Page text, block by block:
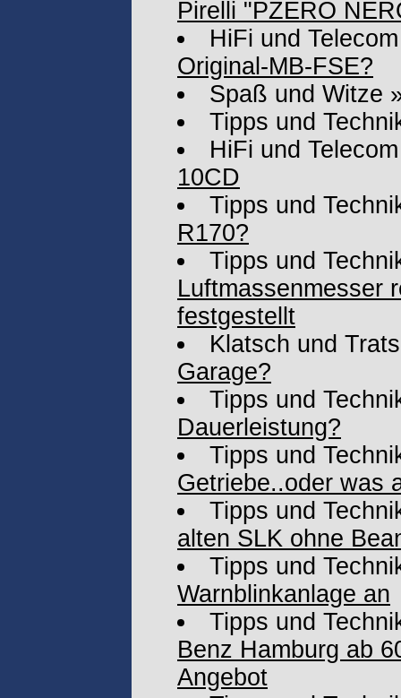
Pirelli "PZERO
HiFi und Telecom
Original-MB-FSE?
Spaß und Witze
Tipps und
HiFi und Telecom
10CD
Tipps und
R170?
Tipps und
Luftmassenmesser
festgestellt
Klatsch und
Garage?
Tipps und
Dauerleistung?
Tipps und
Getriebe..oder was
Tipps und
alten SLK ohne
Tipps und
Warnblinkanlage an
Tipps und
Benz Hamburg ab
Angebot